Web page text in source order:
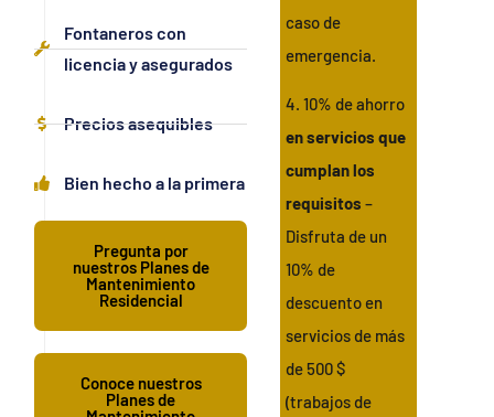
Fontaneros con
licencia y asegurados
Precios asequibles
Bien hecho a la primera
Pregunta por
nuestros Planes de
Mantenimiento
Residencial
Conoce nuestros
Planes de
caso de
emergencia.
4. 10% de ahorro
en servicios que
cumplan los
requisitos –
Disfruta de un
10% de
descuento en
servicios de más
de 500 $
(trabajos de